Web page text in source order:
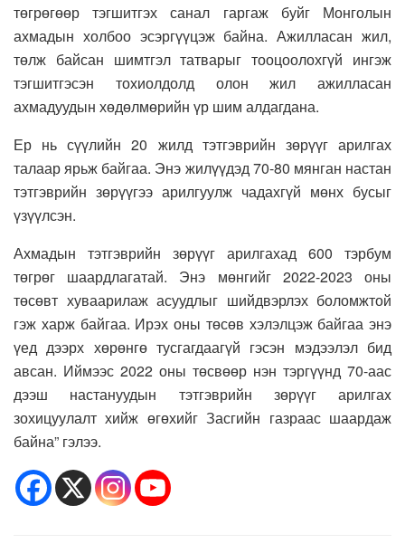
төгрөгөөр тэгшитгэх санал гаргаж буйг Монголын
ахмадын холбоо эсэргүүцэж байна.Ажилласан жил,
төлж байсан шимтгэл татварыг тооцоолохгүй ингэж
тэгшитгэсэн тохиолдолд олон жил ажилласан
ахмадуудын хөдөлмөрийн үр шим алдагдана.
Ер нь сүүлийн 20 жилд тэтгэврийн зөрүүг арилгах
талаар ярьж байгаа. Энэ жилүүдэд 70-80 мянган настан
тэтгэврийн зөрүүгээ арилгуулж чадахгүй мөнх бусыг
үзүүлсэн.
Ахмадын тэтгэврийн зөрүүг арилгахад 600 тэрбум
төгрөг шаардлагатай. Энэ мөнгийг 2022-2023 оны
төсөвт хуваарилаж асуудлыг шийдвэрлэх боломжтой
гэж харж байгаа. Ирэх оны төсөв хэлэлцэж байгаа энэ
үед дээрх хөрөнгө тусгагдаагүй гэсэн мэдээлэл бид
авсан. Иймээс 2022 оны төсвөөр нэн тэргүүнд 70-аас
дээш настануудын тэтгэврийн зөрүүг арилгаx
зохицуулалт хийж өгөхийг Засгийн газраас шаардаж
байна” гэлээ.